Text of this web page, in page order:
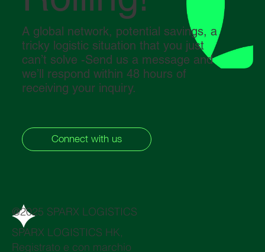
A global network, potential savings, a
tricky logistic situation that you just
can’t solve -Send us a message and
we’ll respond within 48 hours of
receiving your inquiry.
Connect with us
@2025 SPARX LOGISTICS
SPARX LOGISTICS HK,
Registrato e con marchio